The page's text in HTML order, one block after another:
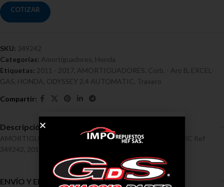
COTIZAR
SKU: 349242
Categorías: Amortiguadores Honda
Etiquetas: 2011 - 2017 AMORTIGUADORES Corb. - Aro B EXCEL-
GAS HONDA ODYSSEY 2.4 AUTOMATIC Trasero
Descripción
AMORTIGUADORES / HONDA / ODYSSEY 2.4 AUTOMATIC Ref
349242, 2011 – 2017
ENVÍO Y ENTREGA